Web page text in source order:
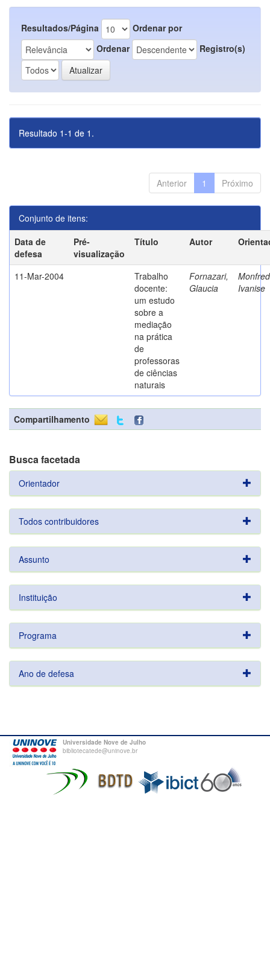
Resultados/Página
Ordenar por
Ordenar
Registro(s)
Resultado 1-1 de 1.
Anterior 1 Próximo
Conjunto de itens:
Data de
defesa
Pré-
visualização
Título Autor
11-Mar-2004
Trabalho
docente:
um estudo
sobre a
mediação
na prática
de
professoras
de ciências
naturais
Fornazari,
Glaucia
Ivanise
Compartilhamento
Busca facetada
Orientador
Todos contribuidores
Assunto
Instituição
Programa
Ano de defesa
Universidade Nove de Julho
bibliotecatede@uninove.br